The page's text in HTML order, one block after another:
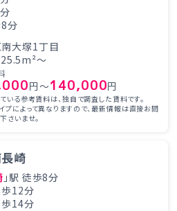
8分
大塚1丁目
～
円～140,000円
いる参考賃料は、独自で調査した賃料です。
プによって異なりますので、最新情報は直接お問
さいませ。
崎
」駅 徒歩8分
歩12分
歩14分